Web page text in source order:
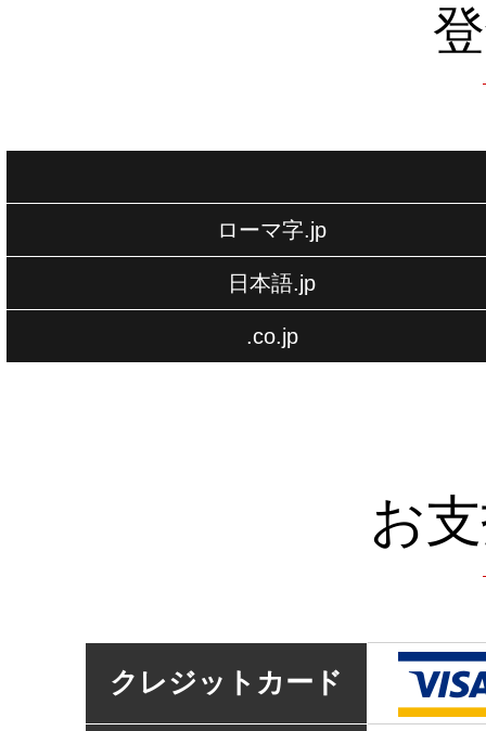
ローマ字.jp
日本語.jp
.co.jp
お
クレジットカード